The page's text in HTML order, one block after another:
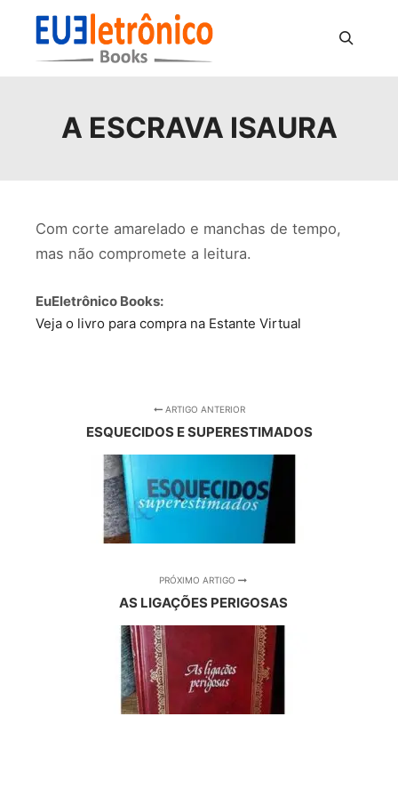
A ESCRAVA ISAURA
Com corte amarelado e manchas de tempo,
mas não compromete a leitura.
EuEletrônico Books:
Veja o livro para compra na Estante Virtual
ARTIGO ANTERIOR
ESQUECIDOS E SUPERESTIMADOS
PRÓXIMO ARTIGO
AS LIGAÇÕES PERIGOSAS